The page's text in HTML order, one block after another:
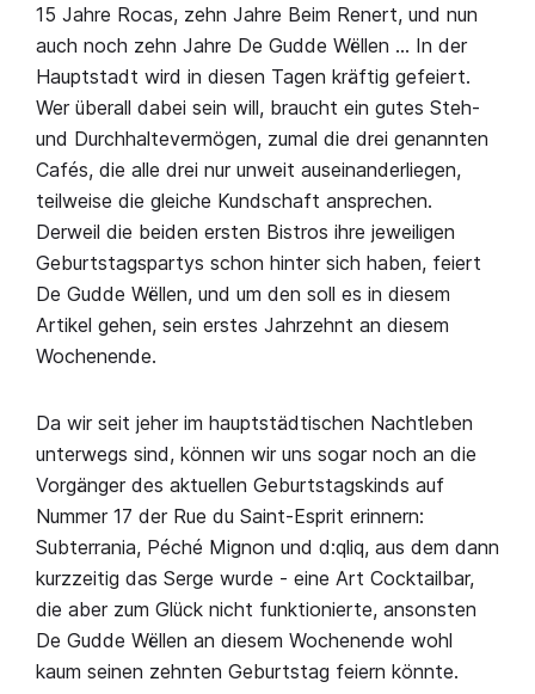
15 Jahre Rocas, zehn Jahre Beim Renert, und nun
auch noch zehn Jahre De Gudde Wëllen … In der
Hauptstadt wird in diesen Tagen kräftig gefeiert.
Wer überall dabei sein will, braucht ein gutes Steh-
und Durchhaltevermögen, zumal die drei genannten
Cafés, die alle drei nur unweit auseinanderliegen,
teilweise die gleiche Kundschaft ansprechen.
Derweil die beiden ersten Bistros ihre jeweiligen
Geburtstagspartys schon hinter sich haben, feiert
De Gudde Wëllen, und um den soll es in diesem
Artikel gehen, sein erstes Jahrzehnt an diesem
Wochenende.
Da wir seit jeher im hauptstädtischen Nachtleben
unterwegs sind, können wir uns sogar noch an die
Vorgänger des aktuellen Geburtstagskinds auf
Nummer 17 der Rue du Saint-Esprit erinnern:
Subterrania, Péché Mignon und d:qliq, aus dem dann
kurzzeitig das Serge wurde - eine Art Cocktailbar,
die aber zum Glück nicht funktionierte, ansonsten
De Gudde Wëllen an diesem Wochenende wohl
kaum seinen zehnten Geburtstag feiern könnte.